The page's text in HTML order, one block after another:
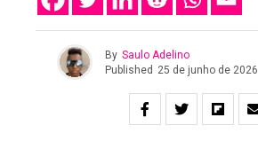
By Saulo Adelino
Published 25 de junho de 2026